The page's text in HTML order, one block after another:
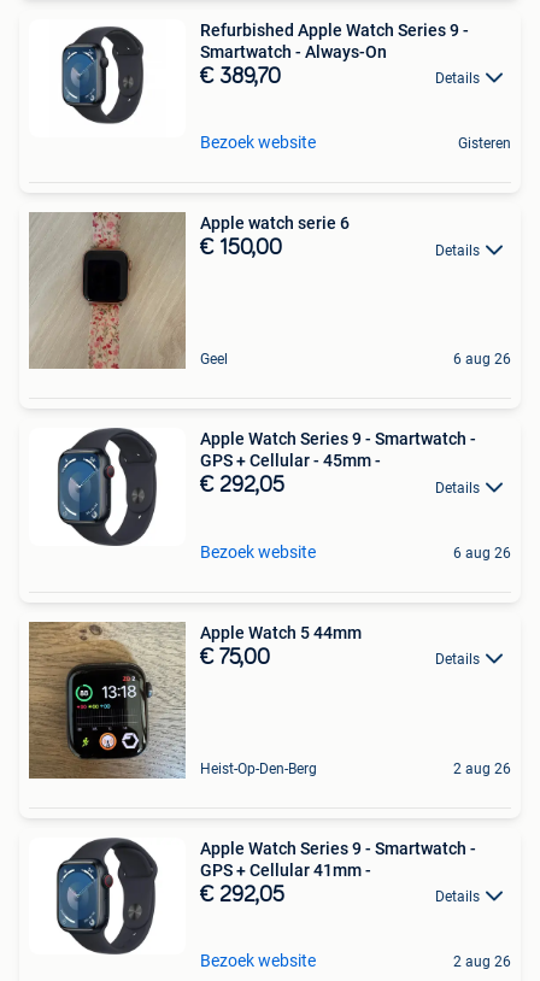
Refurbished Apple Watch Series 9 -
Smartwatch - Always-On
€ 389,70 Details
Bezoek website Gisteren
Apple watch serie 6
€ 150,00 Details
Geel 6 aug 26
Apple Watch Series 9 - Smartwatch -
GPS + Cellular - 45mm -
€ 292,05 Details
Bezoek website 6 aug 26
Apple Watch 5 44mm
€ 75,00 Details
Heist-Op-Den-Berg 2 aug 26
Apple Watch Series 9 - Smartwatch -
GPS + Cellular 41mm -
€ 292,05 Details
Bezoek website 2 aug 26